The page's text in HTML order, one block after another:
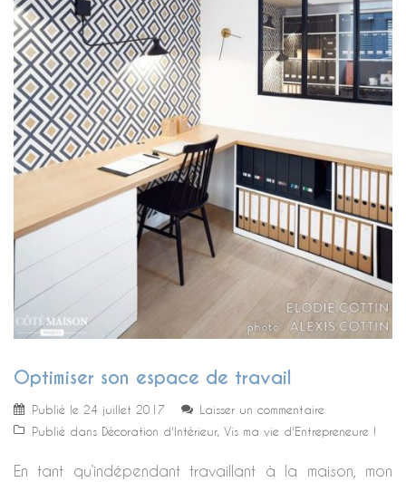
Optimiser son espace de travail
Publié le 24 juillet 2017
Laisser un commentaire
Publié dans Décoration d'Intérieur Vis ma vie d'Entrepreneure !
En tant qu’indépendant travaillant à la maison, mon